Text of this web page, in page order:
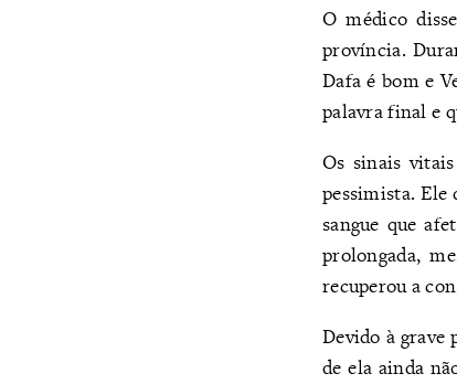
O médico
província.
Dafa é bom e
palavra final e
Os sinais
pessimista. Ele
sangue que
prolongada,
recuperou a
Devido à grave
de ela ainda